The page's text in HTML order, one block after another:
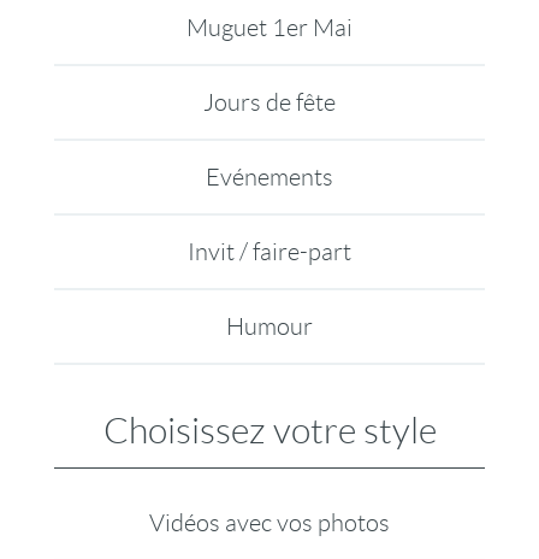
Muguet 1er Mai
Jours de fête
Evénements
Invit / faire-part
Humour
Choisissez votre style
Vidéos avec vos photos